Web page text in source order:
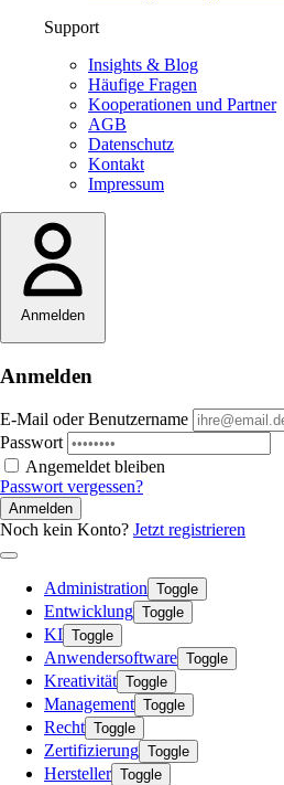
Support
Insights & Blog
Häufige Fragen
Kooperationen und Partner
AGB
Datenschutz
Kontakt
Impressum
Anmelden
Anmelden
E-Mail oder Benutzername
Passwort
Angemeldet bleiben
Passwort vergessen?
Anmelden
Noch kein Konto? Jetzt registrieren
Administration Toggle
Entwicklung Toggle
KI Toggle
Anwendersoftware Toggle
Kreativität Toggle
Management Toggle
Recht Toggle
Zertifizierung Toggle
Hersteller Toggle